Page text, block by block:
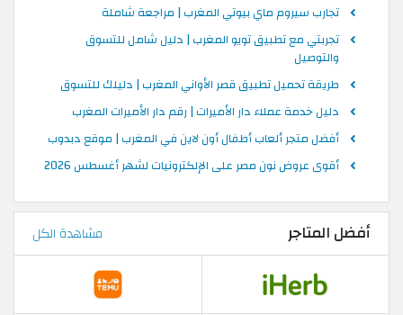
تجارب سيروم ماي بيوتي المغرب | مراجعة شاملة
تجربتي مع تطبيق تويو المغرب | دليل شامل للتسوق
والتوصيل
طريقة تحميل تطبيق قصر الأواني المغرب | دليلك للتسوق
دليل خدمة عملاء دار الأميرات | رقم دار الأميرات المغرب
أفضل متجر ألعاب أطفال أون لاين في المغرب | موقع دبدوب
أقوى عروض نون مصر على الإلكترونيات لشهر أغسطس 2026
أفضل المتاجر مشاهدة الكل